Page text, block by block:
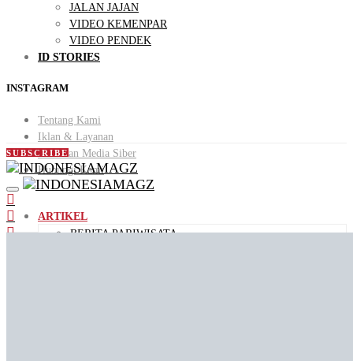
JALAN JAJAN
VIDEO KEMENPAR
VIDEO PENDEK
ID STORIES
INSTAGRAM
Tentang Kami
Iklan & Layanan
Pedoman Media Siber
Hubungi Kami
SUBSCRIBE
ARTIKEL
BERITA PARIWISATA